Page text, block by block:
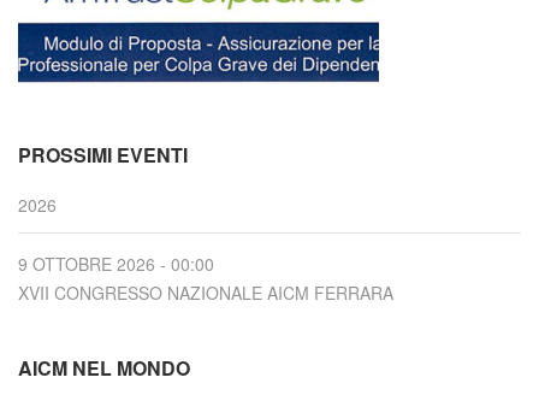
PROSSIMI EVENTI
2026
9 OTTOBRE 2026 - 00:00
XVII CONGRESSO NAZIONALE AICM FERRARA
AICM NEL MONDO